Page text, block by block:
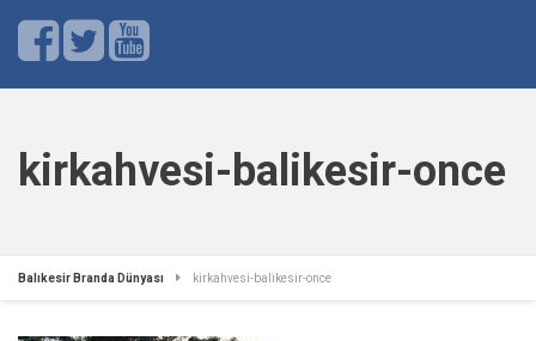
kirkahvesi-balikesir-once
Balıkesir Branda Dünyası kirkahvesi-balikesir-once